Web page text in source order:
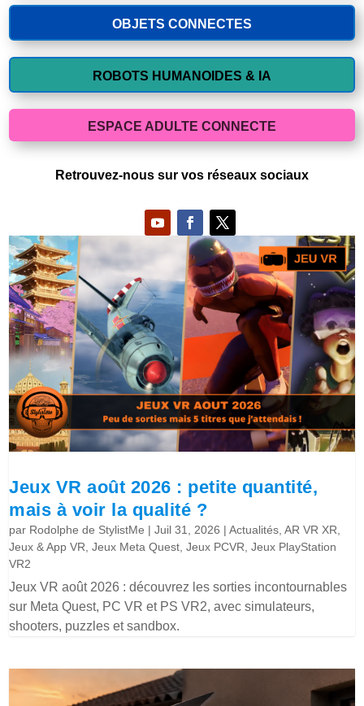
OBJETS CONNECTES
ROBOTS HUMANOIDES & IA
ESPACE ADULTE CONNECTE
Retrouvez-nous sur vos réseaux sociaux
Jeux VR août 2026 : petite quantité,
mais à voir la qualité ?
par Rodolphe de StylistMe |Juil 31, 2026 |Actualités ,AR VR XR
Jeux & App VR ,Jeux Meta Quest ,Jeux PCVR ,Jeux PlayStation
VR2
Jeux VR août 2026 : découvrez les sorties incontournables
sur Meta Quest, PC VR et PS VR2, avec simulateurs,
shooters, puzzles et sandbox.